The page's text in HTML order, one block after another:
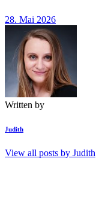
28. Mai 2026
Written by
Judith
View all posts by Judith